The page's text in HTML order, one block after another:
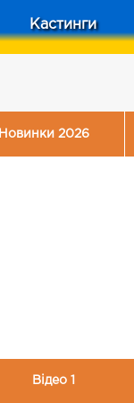
Кастинги
Новинки 2026
Відео 1